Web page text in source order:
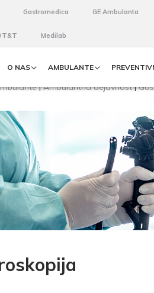
Gastromedica GE Ambulanta
Medilab
O NAS AMBULANTE
|Ambulantna dejavnost|